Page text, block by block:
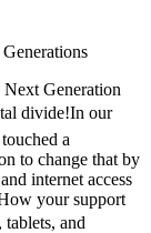
Generation
divide! ​In our
a
to change that by
internet access
your support
and